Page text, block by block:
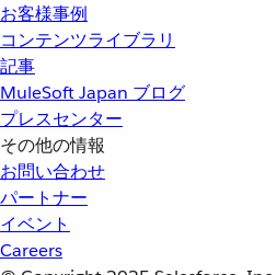
お客様事例
コンテンツライブラリ
記事
MuleSoft Japan ブログ
プレスセンター
その他の情報
お問い合わせ
パートナー
イベント
Careers